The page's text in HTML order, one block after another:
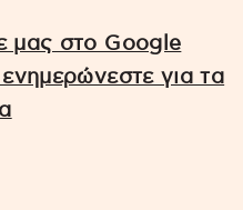
μας στο Google
για τα